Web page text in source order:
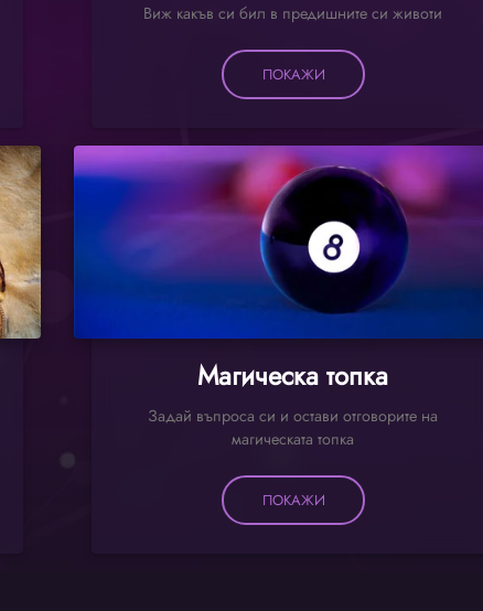
Виж какъв си бил в предишните си животи
ПОКАЖИ
Магическа топка
Задай въпроса си и остави отговорите на
магическата топка
ПОКАЖИ